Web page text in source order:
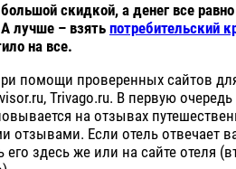
скидкой, а денег все
лучше – взять потребительский
на все.
помощи проверенных сайтов
Trivago.ru. В первую
на отзывах
отзывами. Если отель отвечает
здесь же или на сайте отеля